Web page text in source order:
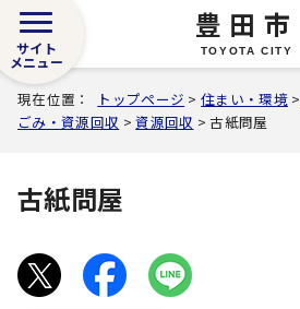
豊田市
TOYOTA CITY
サイト
メニュー
現在位置： トップページ >住まい・環境 >
ごみ・資源回収 >資源回収 > 古紙問屋
古紙問屋